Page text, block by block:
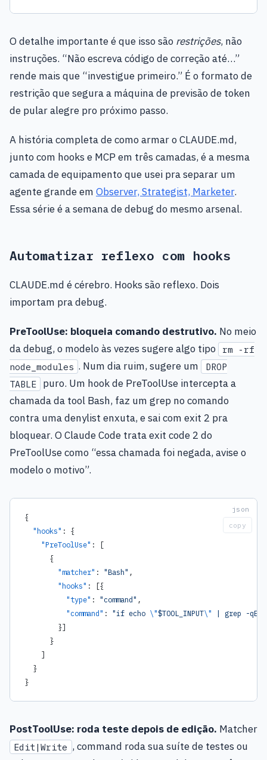
O detalhe importante é que isso são restrições, não
instruções. “Não escreva código de correção até…”
rende mais que “investigue primeiro.” É o formato de
restrição que segura a máquina de previsão de token
de pular alegre pro próximo passo.
A história completa de como armar o CLAUDE.md,
junto com hooks e MCP em três camadas, é a mesma
camada de equipamento que usei pra separar um
agente grande em Observer, Strategist, Marketer.
Essa série é a semana de debug do mesmo arsenal.
Automatizar reflexo com hooks
CLAUDE.md é cérebro. Hooks são reflexo. Dois
importam pra debug.
PreToolUse: bloqueia comando destrutivo. No meio
da debug, o modelo às vezes sugere algo tipo
rm -rf
node_modules . Num dia ruim, sugere um
DROP
TABLE
puro. Um hook de PreToolUse intercepta a
chamada da tool Bash, faz um grep no comando
contra uma denylist enxuta, e sai com exit 2 pra
bloquear. O Claude Code trata exit code 2 do
PreToolUse como “essa chamada foi negada, avise o
modelo o motivo”.
{
  "hooks"
: {
    "PreToolUse"
: [
      {
        "matcher"
: "Bash" ,
        "hooks"
: [{
          "type"
: "command" ,
          "command"
: "if echo \"$TOOL_INPUT\"
| grep -qE
        }]
      }
    ]
  }
}
copy
PostToolUse: roda teste depois de edição. Matcher
Edit|Write , command roda sua suíte de testes ou